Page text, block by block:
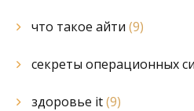
что такое айти (9)
секреты операционных
здоровье it(9)